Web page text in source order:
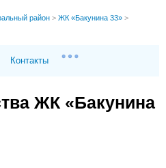
район > ЖК «Бакунина 33» >
Контакты
ЖК «Бакунина